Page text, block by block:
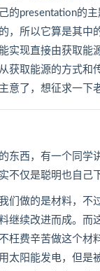
的presentation的
，所以它算是其
实现直接由获取
获取能源的方式
意了，想征求一下
东西，有一个同
不仅是聪明也自己
们做的是材料，
继续改进而成。
枉费辛苦做这个
太阳能发电，但